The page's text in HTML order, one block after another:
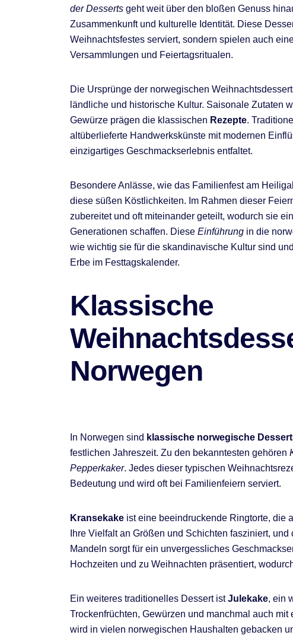
der Desserts geht weit über den bloßen Genuss
Zusammenkunft und kulturelle Identität. Diese
Weihnachtsfestes serviert, sondern spielen auch
Versammlungen und Feiertagsritualen.
Die Ursprünge der norwegischen
ländliche und historische Kultur. Saisonale Zutaten
Gewürze prägen die klassischen Rezepte.
altüberlieferte Handwerkskünste mit modernen
einzigartiges Geschmackserlebnis entfaltet.
Besondere Anlässe, wie das Familienfest am
diese süßen Köstlichkeiten. Im Rahmen dieser
zubereitet und oft miteinander geteilt, wodurch sie
Generationen schaffen. Diese Einführung in die
wie wichtig sie für die skandinavische Kultur sind
Erbe im Festtagskalender.
Klassische
Norwegen
In Norwegen sind klassische norwegische
festlichen Jahreszeit. Zu den bekanntesten gehören
Pepperkaker. Jedes dieser typischen
Bedeutung und wird oft bei Familienfeiern serviert.
Kransekake ist eine beeindruckende Ringtorte, die
Ihre Vielfalt an Größen und Schichten fasziniert,
Mandeln sorgt für ein unvergessliches
Hochzeiten und zu Weihnachten präsentiert,
Ein weiteres traditionelles Dessert istJulekake, ein
Trockenfrüchten, Gewürzen und manchmal auch
wird in vielen norwegischen Haushalten gebacken